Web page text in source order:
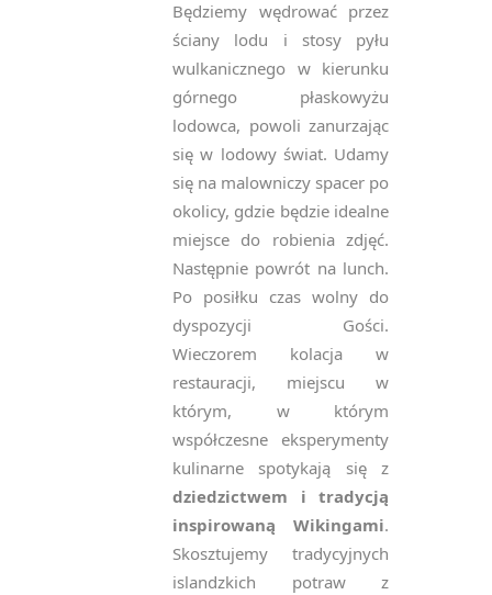
Będziemy wędrować przez
ściany lodu i stosy pyłu
wulkanicznego w kierunku
górnego płaskowyżu
lodowca, powoli zanurzając
się w lodowy świat. Udamy
się na malowniczy spacer po
okolicy, gdzie będzie idealne
miejsce do robienia zdjęć.
Następnie powrót na lunch.
Po posiłku czas wolny do
dyspozycji Gości.
Wieczorem kolacja w
restauracji, miejscu w
którym, w którym
współczesne eksperymenty
kulinarne spotykają się z
dziedzictwem i tradycją
inspirowaną Wikingami.
Skosztujemy tradycyjnych
islandzkich potraw z